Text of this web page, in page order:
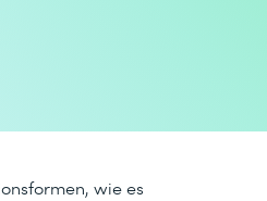
wie es